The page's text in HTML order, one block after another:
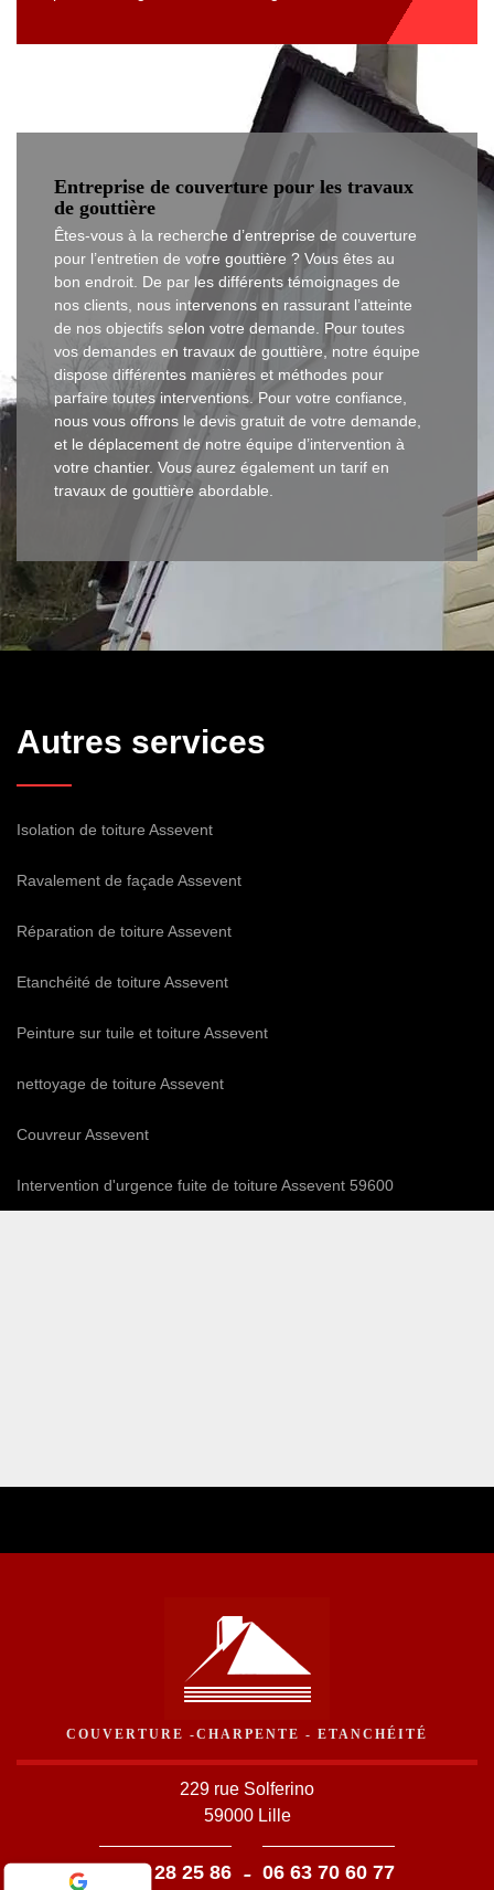
Entreprise de couverture pour les travaux
de gouttière
Êtes-vous à la recherche d’entreprise de couverture
pour l’entretien de votre gouttière ? Vous êtes au
bon endroit. De par les différents témoignages de
nos clients, nous intervenons en rassurant l’atteinte
de nos objectifs selon votre demande. Pour toutes
vos demandes en travaux de gouttière, notre équipe
dispose différentes manières et méthodes pour
parfaire toutes interventions. Pour votre confiance,
nous vous offrons le devis gratuit de votre demande,
et le déplacement de notre équipe d’intervention à
votre chantier. Vous aurez également un tarif en
travaux de gouttière abordable.
Autres services
Isolation de toiture Assevent
Ravalement de façade Assevent
Réparation de toiture Assevent
Etanchéité de toiture Assevent
Peinture sur tuile et toiture Assevent
nettoyage de toiture Assevent
Couvreur Assevent
Intervention d'urgence fuite de toiture Assevent 59600
COUVERTURE -CHARPENTE - ETANCHÉITÉ
229 rue Solferino
59000 Lille
03 59 28 25 86 - 06 63 70 60 77